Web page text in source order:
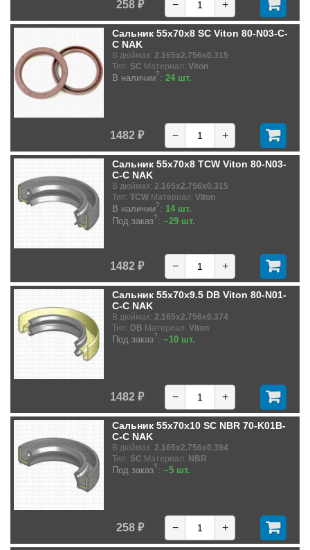
258 ₽ − +
Сальник 55x70x8 SC Viton 80-N03-C-
C NAK
В дюймах: 2.165x2.756x0.315
Тип: SC Материал: Viton
В наличии?: 24 шт.
1482 ₽ − +
Сальник 55x70x8 TCW Viton 80-N03-
C-C NAK
В дюймах: 2.165x2.756x0.315
Тип: TCW Материал: Viton
В наличии?: 14 шт.
Под заказ?: ~29 шт.
1482 ₽ − +
Сальник 55x70x9.5 DB Viton 80-N01-
C-C NAK
В дюймах: 2.165x2.756x0.374
Тип: DB Материал: Viton
Под заказ?: ~10 шт.
1482 ₽ − +
Сальник 55x70x10 SC NBR 70-K01B-
C-C NAK
В дюймах: 2.165x2.756x0.394
Тип: SC Материал: NBR
Под заказ?: ~5 шт.
258 ₽ − +